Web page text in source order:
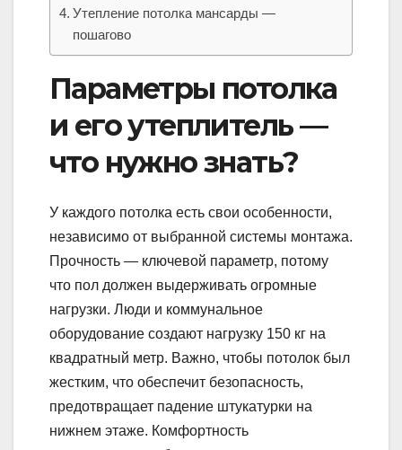
Утепление потолка мансарды —
пошагово
Параметры потолка
и его утеплитель —
что нужно знать?
У каждого потолка есть свои особенности,
независимо от выбранной системы монтажа.
Прочность — ключевой параметр, потому
что пол должен выдерживать огромные
нагрузки. Люди и коммунальное
оборудование создают нагрузку 150 кг на
квадратный метр. Важно, чтобы потолок был
жестким, что обеспечит безопасность,
предотвращает падение штукатурки на
нижнем этаже. Комфортность